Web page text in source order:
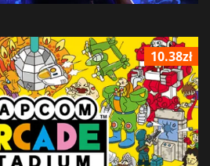
10.38zł